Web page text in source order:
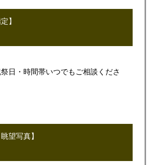
】
日・時間帯いつでもご相談くださ
望写真】